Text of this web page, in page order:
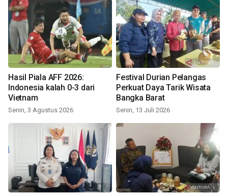
Hasil Piala AFF 2026:
Indonesia kalah 0-3 dari
Vietnam
Senin, 3 Agustus 2026
Festival Durian Pelangas
Perkuat Daya Tarik Wisata
Bangka Barat
Senin, 13 Juli 2026